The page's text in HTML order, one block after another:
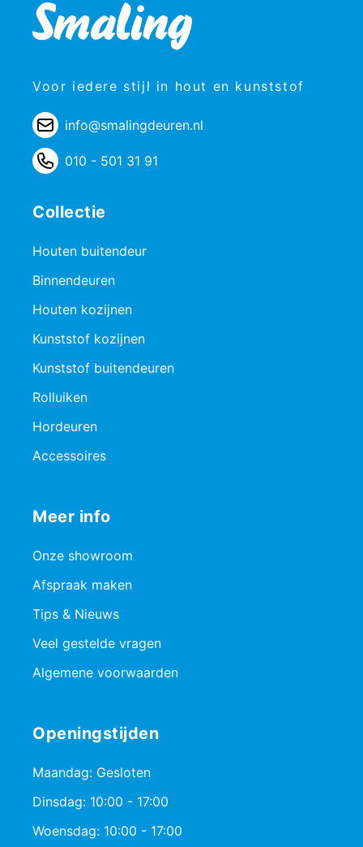
Voor iedere stijl in hout en kunststof
info@smalingdeuren.nl
010 - 501 31 91
Collectie
Houten buitendeur
Binnendeuren
Houten kozijnen
Kunststof kozijnen
Kunststof buitendeuren
Rolluiken
Hordeuren
Accessoires
Meer info
Onze showroom
Afspraak maken
Tips & Nieuws
Veel gestelde vragen
Algemene voorwaarden
Openingstijden
Maandag: Gesloten
Dinsdag: 10:00 - 17:00
Woensdag: 10:00 - 17:00